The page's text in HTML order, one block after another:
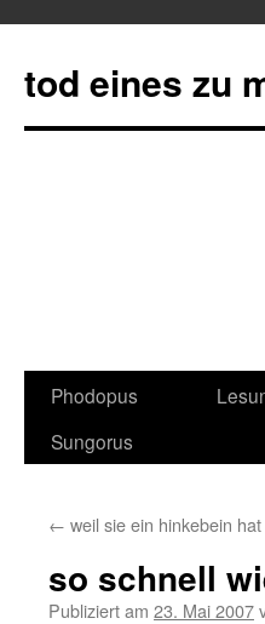
tod eines zu
Springe
zum
Phodopus
Sungorus
← weil sie ein hinkebein hat
so schnell
Publiziert am 23. Mai 2007